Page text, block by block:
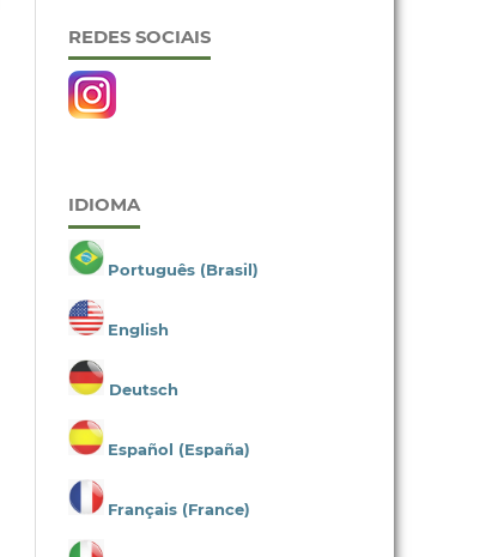
REDES SOCIAIS
IDIOMA
Português (Brasil)
English
Deutsch
Español (España)
Français (France)